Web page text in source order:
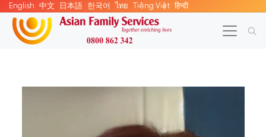
English 中文 日本語 한국어 ไทย Tiếng Việt हिन्दी